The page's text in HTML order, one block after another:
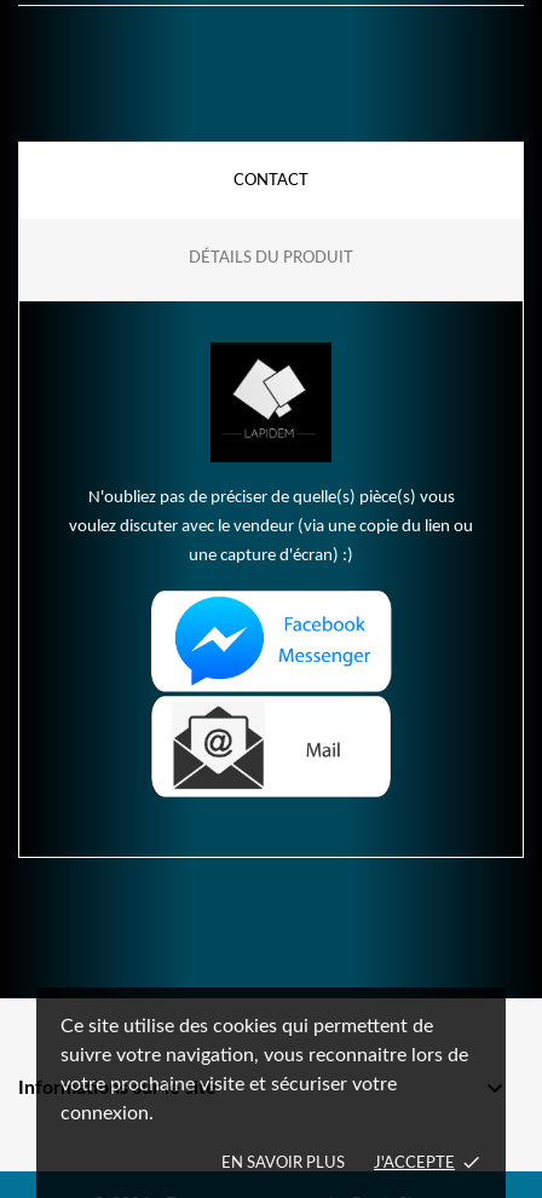
Ce site utilise des cookies qui permettent de
suivre votre navigation, vous reconnaitre lors de
votre prochaine visite et sécuriser votre
connexion.
EN SAVOIR PLUS J'ACCEPTE done
CONTACT
DÉTAILS DU PRODUIT
N'oubliez pas de préciser de quelle(s) pièce(s) vous
voulez discuter avec le vendeur (via une copie du lien ou
une capture d'écran) :)
Informations sur le site 